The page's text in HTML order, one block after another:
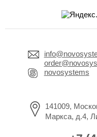
novosystems
141009,
Маркса, д.4,